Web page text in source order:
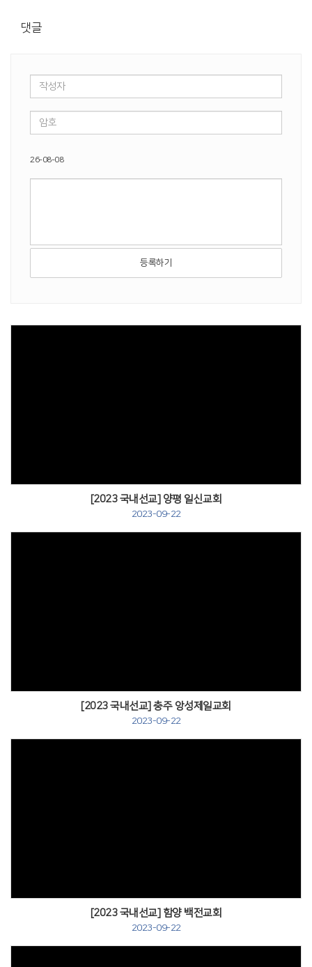
댓글
26-08-08
등록하기
[2023 국내선교] 양평 일신교회
2023-09-22
[2023 국내선교] 충주 앙성제일교회
2023-09-22
[2023 국내선교] 함양 백전교회
2023-09-22